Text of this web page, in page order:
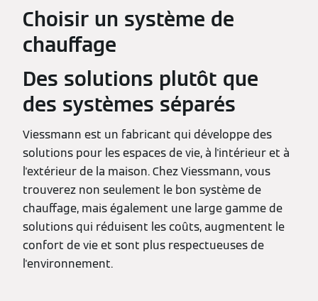
Choisir un système de
chauffage
Des solutions plutôt que
des systèmes séparés
Viessmann est un fabricant qui développe des
solutions pour les espaces de vie, à l'intérieur et à
l'extérieur de la maison. Chez Viessmann, vous
trouverez non seulement le bon système de
chauffage, mais également une large gamme de
solutions qui réduisent les coûts, augmentent le
confort de vie et sont plus respectueuses de
l'environnement.